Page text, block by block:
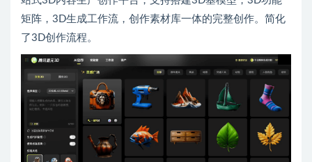
矩阵，3D生成工作流，创作素材库一体的完整创作。简化
了3D创作流程。